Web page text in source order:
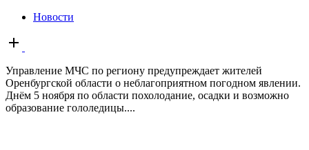
Новости
Open
post
Управление МЧС по региону предупреждает жителей
Оренбургской области о неблагоприятном погодном явлении.
Днём 5 ноября по области похолодание, осадки и возможно
образование гололедицы....